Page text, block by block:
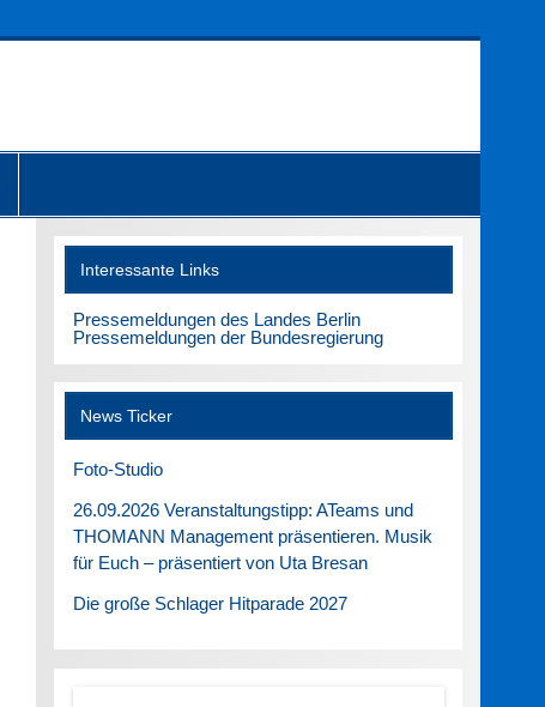
Interessante Links
Pressemeldungen des Landes Berlin
Pressemeldungen der Bundesregierung
News Ticker
Foto-Studio
26.09.2026 Veranstaltungstipp: ATeams und
THOMANN Management präsentieren. Musik
für Euch – präsentiert von Uta Bresan
Die große Schlager Hitparade 2027